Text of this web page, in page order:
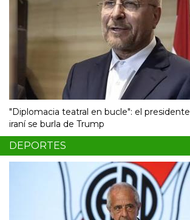
"Diplomacia teatral en bucle": el
iraní se burla de Trump
DEPORTES